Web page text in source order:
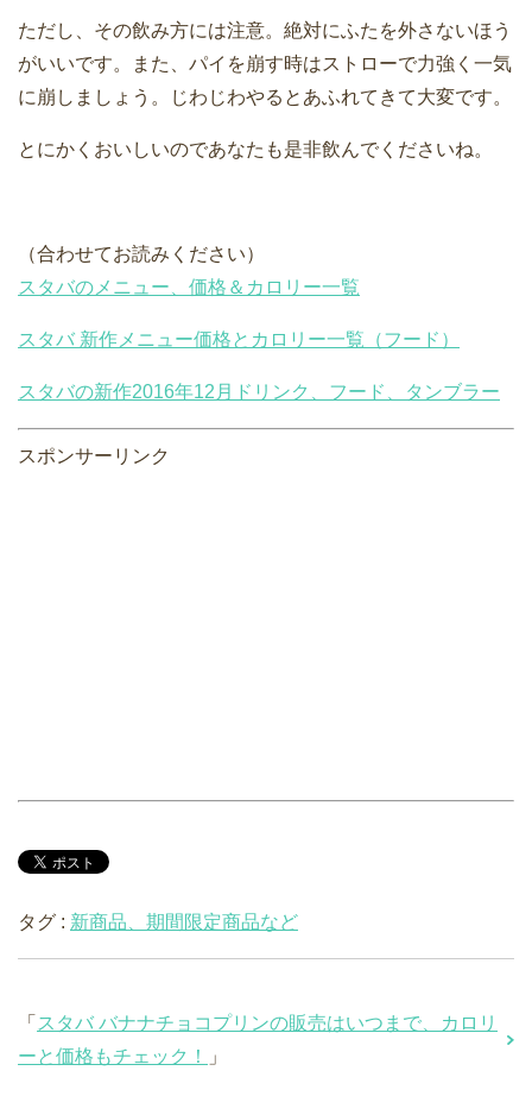
ただし、その飲み方には注意。絶対にふたを外さないほう
がいいです。また、パイを崩す時はストローで力強く一気
に崩しましょう。じわじわやるとあふれてきて大変です。
とにかくおいしいのであなたも是非飲んでくださいね。
（合わせてお読みください）
スタバのメニュー、価格＆カロリー一覧
スタバ 新作メニュー価格とカロリー一覧（フード）
スタバの新作2016年12月ドリンク、フード、タンブラー
スポンサーリンク
タグ : 新商品、期間限定商品など
「 スタバ バナナチョコプリンの販売はいつまで、カロリ
ーと価格もチェック！
」